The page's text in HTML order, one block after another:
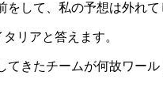
して、私の予想は外れて
リアと答えます。
きたチームが何故ワー